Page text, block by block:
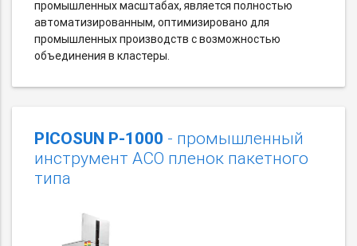
промышленных масштабах, является полностью
автоматизированным, оптимизировано для
промышленных производств с возможностью
объединения в кластеры.
PICOSUN P-1000 - промышленный
инструмент АСО пленок пакетного
типа